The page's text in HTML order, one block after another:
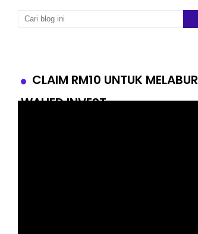
CLAIM RM10 UNTUK MELABUR
WAHED INVEST